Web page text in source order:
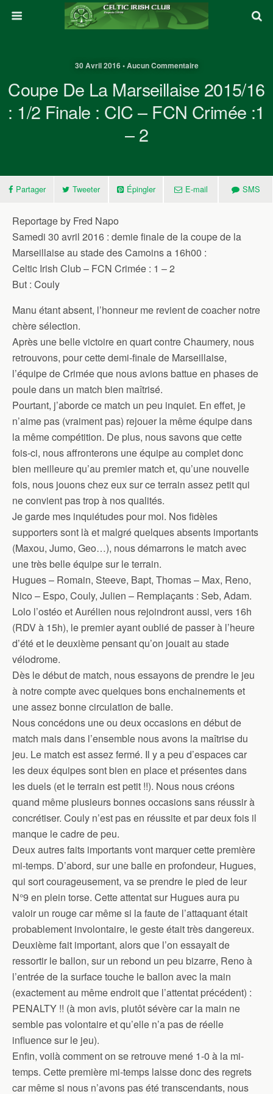
30 Avril 2016 • Aucun Commentaire
Coupe De La Marseillaise 2015/16
: 1/2 Finale : CIC – FCN Crimée :1
– 2
Partager Tweeter Épingler E-mail SMS
Reportage by Fred Napo
Samedi 30 avril 2016 : demie finale de la coupe de la
Marseillaise au stade des Camoins a 16h00 :
Celtic Irish Club – FCN Crimée : 1 – 2
But : Couly
Manu étant absent, l’honneur me revient de coacher notre
chère sélection.
Après une belle victoire en quart contre Chaumery, nous
retrouvons, pour cette demi-finale de Marseillaise,
l’équipe de Crimée que nous avions battue en phases de
poule dans un match bien maîtrisé.
Pourtant, j’aborde ce match un peu inquiet. En effet, je
n’aime pas (vraiment pas) rejouer la même équipe dans
la même compétition. De plus, nous savons que cette
fois-ci, nous affronterons une équipe au complet donc
bien meilleure qu’au premier match et, qu’une nouvelle
fois, nous jouons chez eux sur ce terrain assez petit qui
ne convient pas trop à nos qualités.
Je garde mes inquiétudes pour moi. Nos fidèles
supporters sont là et malgré quelques absents importants
(Maxou, Jumo, Geo…), nous démarrons le match avec
une très belle équipe sur le terrain.
Hugues – Romain, Steeve, Bapt, Thomas – Max, Reno,
Nico – Espo, Couly, Julien – Remplaçants : Seb, Adam.
Lolo l’ostéo et Aurélien nous rejoindront aussi, vers 16h
(RDV à 15h), le premier ayant oublié de passer à l’heure
d’été et le deuxième pensant qu’on jouait au stade
vélodrome.
Dès le début de match, nous essayons de prendre le jeu
à notre compte avec quelques bons enchainements et
une assez bonne circulation de balle.
Nous concédons une ou deux occasions en début de
match mais dans l’ensemble nous avons la maîtrise du
jeu. Le match est assez fermé. Il y a peu d’espaces car
les deux équipes sont bien en place et présentes dans
les duels (et le terrain est petit !!). Nous nous créons
quand même plusieurs bonnes occasions sans réussir à
concrétiser. Couly n’est pas en réussite et par deux fois il
manque le cadre de peu.
Deux autres faits importants vont marquer cette première
mi-temps. D’abord, sur une balle en profondeur, Hugues,
qui sort courageusement, va se prendre le pied de leur
N°9 en plein torse. Cette attentat sur Hugues aura pu
valoir un rouge car même si la faute de l’attaquant était
probablement involontaire, le geste était très dangereux.
Deuxième fait important, alors que l’on essayait de
ressortir le ballon, sur un rebond un peu bizarre, Reno à
l’entrée de la surface touche le ballon avec la main
(exactement au même endroit que l’attentat précédent) :
PENALTY !! (à mon avis, plutôt sévère car la main ne
semble pas volontaire et qu’elle n’a pas de réelle
influence sur le jeu).
Enfin, voilà comment on se retrouve mené 1-0 à la mi-
temps. Cette première mi-temps laisse donc des regrets
car même si nous n’avons pas été transcendants, nous